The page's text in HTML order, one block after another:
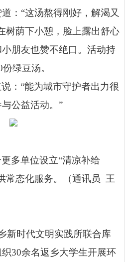
：“这汤熬得刚好，解渴又
树荫下小憩，脸上露出舒心
朋友也赞不绝口。活动持
绿豆汤。
：“能为城市守护者出力很
公益活动。”
多单位设立“清凉补给
常态化服务。（通讯员 王
新时代文明实践所联合库
30余名返乡大学生开展环